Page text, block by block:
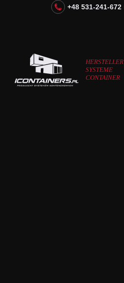
+48 531-241-672
HERSTELLER
SYSTEME
CONTAINER